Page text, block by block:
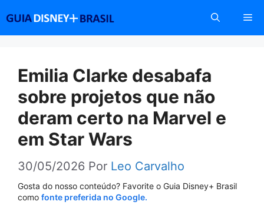
conteúdo
Emilia Clarke desabafa
sobre projetos que não
deram certo na Marvel e
em Star Wars
30/05/2026 Por Leo Carvalho
Gosta do nosso conteúdo? Favorite o Guia Disney+ Brasil
como fonte preferida no Google.